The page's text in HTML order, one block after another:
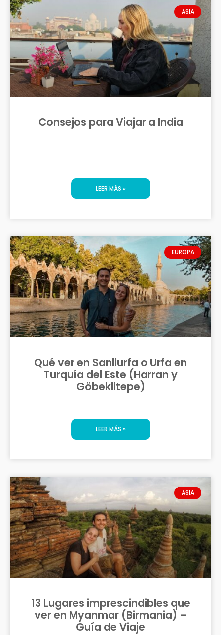
ASIA
Consejos para Viajar a India
LEER MÁS »
EUROPA
Qué ver en Sanliurfa o Urfa en
Turquía del Este (Harran y
Göbeklitepe)
LEER MÁS »
ASIA
13 Lugares imprescindibles que
ver en Myanmar (Birmania) –
Guía de Viaje